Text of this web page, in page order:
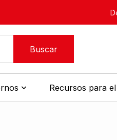
Buscar
Recursos para